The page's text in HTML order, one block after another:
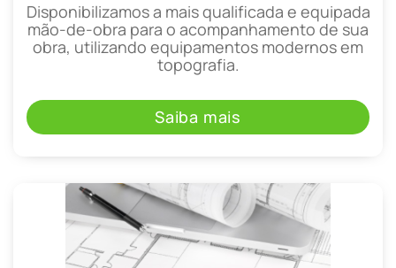
Disponibilizamos a mais qualificada e equipada
mão-de-obra para o acompanhamento de sua
obra, utilizando equipamentos modernos em
topografia.
Saiba mais